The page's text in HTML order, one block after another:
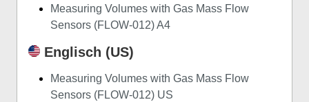
Measuring Volumes with Gas Mass Flow
Sensors (FLOW-012) A4
Englisch (US)
Measuring Volumes with Gas Mass Flow
Sensors (FLOW-012) US